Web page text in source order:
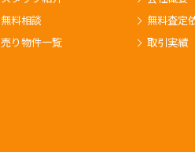
無料相談
売り物件一覧
無料査定
取引実績